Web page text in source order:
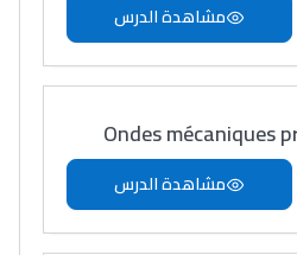
مشاهدة الدرس
Ondes mécaniques
مشاهدة الدرس